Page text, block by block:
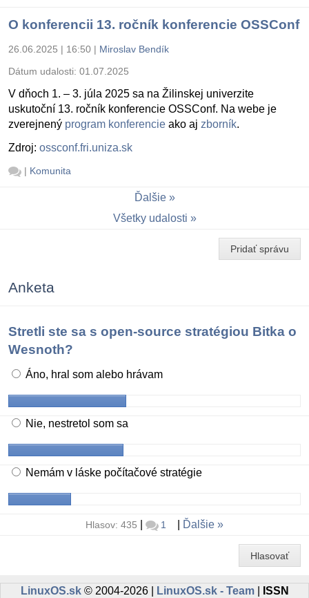
O konferencii 13. ročník konferencie OSSConf
26.06.2025 | 16:50 | Miroslav Bendík
Dátum udalosti: 01.07.2025
V dňoch 1. – 3. júla 2025 sa na Žilinskej univerzite
uskutoční 13. ročník konferencie OSSConf. Na webe je
zverejnený program konferencie ako aj zborník.
Zdroj: ossconf.fri.uniza.sk
| Komunita
Ďalšie
Všetky udalosti
Pridať správu
Anketa
Stretli ste sa s open-source stratégiou Bitka o
Wesnoth?
Áno, hral som alebo hrávam
Nie, nestretol som sa
Nemám v láske počítačové stratégie
Hlasov: 435 1 Ďalšie
Hlasovať
LinuxOS.sk© 2004-2026 | LinuxOS.sk - Team| ISSN